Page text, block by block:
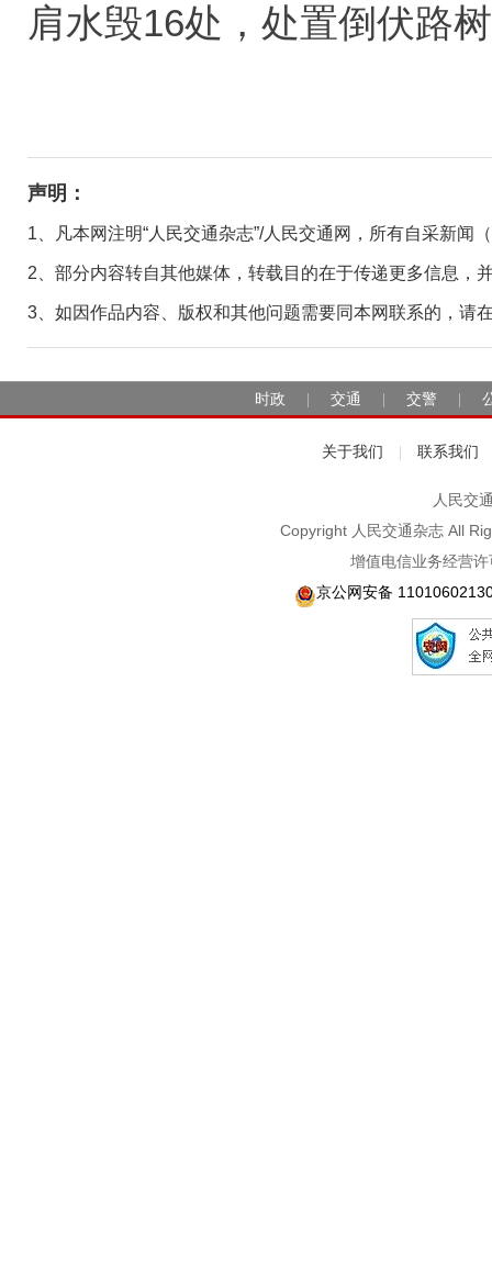
肩水毁16处，处置倒伏路
声明：
1、凡本网注明“人民交通杂志”/人民交通网，所有自采新
2、部分内容转自其他媒体，转载目的在于传递更多信息，
3、如因作品内容、版权和其他问题需要同本网联系的，请
时政 交通 交警
关于我们 联系我们
人民交
Copyright 人民交通杂志 All
增值电信业务经营
京公网安备